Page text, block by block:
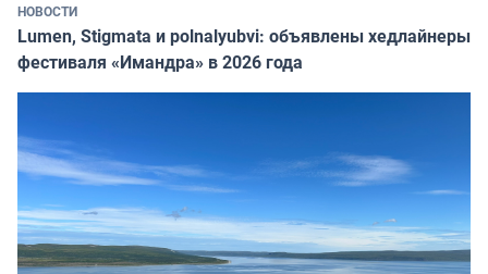
НОВОСТИ
Lumen, Stigmata и polnalyubvi: объявлены хедлайнеры
фестиваля «Имандра» в 2026 года